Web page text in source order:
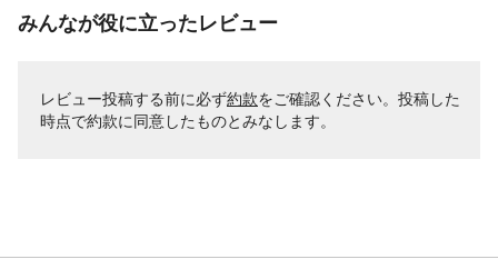
みんなが役に立ったレビュー
レビュー投稿する前に必ず約款をご確認ください。投稿した
時点で約款に同意したものとみなします。